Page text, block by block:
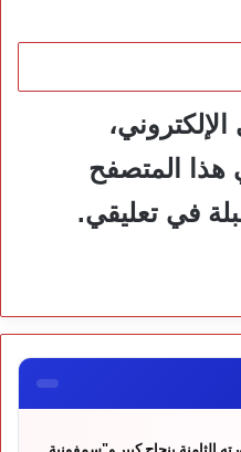
هذا المتصفح
في تعليقي.